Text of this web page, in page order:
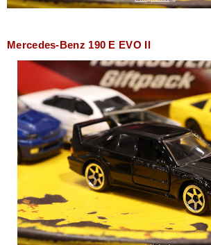
Mercedes-Benz 190 E EVO II